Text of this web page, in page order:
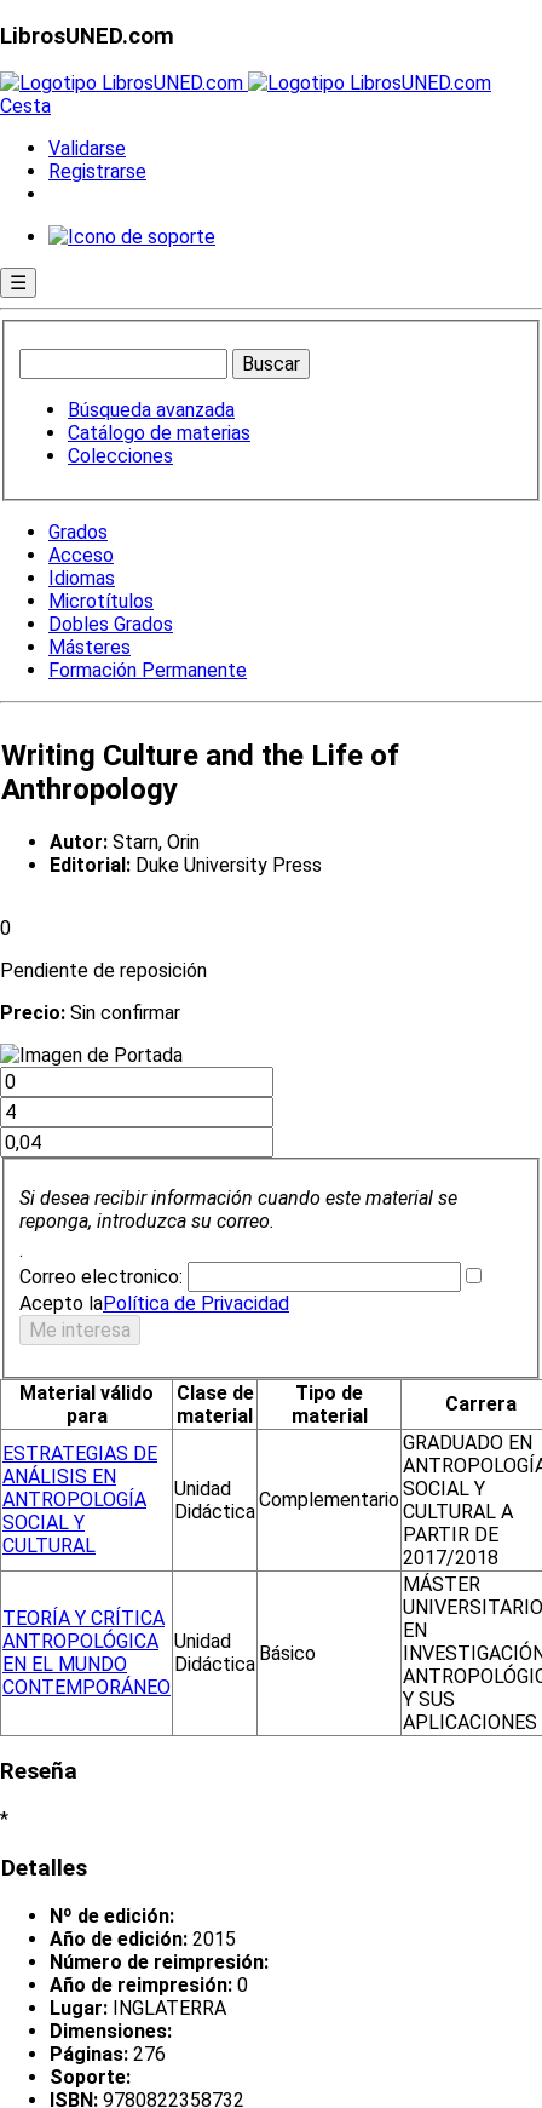
LibrosUNED.com
Cesta
Validarse
Registrarse
☰
Búsqueda avanzada
Catálogo de materias
Colecciones
Grados
Acceso
Idiomas
Microtítulos
Dobles Grados
Másteres
Formación Permanente
Writing Culture and the Life of
Anthropology
Autor: Starn, Orin
Editorial: Duke University Press
0
Pendiente de reposición
Precio: Sin confirmar
Si desea recibir información cuando este material se
reponga, introduzca su correo.
.
Correo electronico:
Acepto laPolítica de Privacidad
Material válido
para
Clase de
material
Tipo de
material
Carrera
ESTRATEGIAS DE
ANÁLISIS EN
ANTROPOLOGÍA
SOCIAL Y
CULTURAL
Unidad
Didáctica
Complementario
GRADUADO EN
SOCIAL Y
CULTURAL A
PARTIR DE
2017/2018
TEORÍA Y CRÍTICA
ANTROPOLÓGICA
EN EL MUNDO
CONTEMPORÁNEO
Unidad
Didáctica Básico
MÁSTER
UNIVERSITARIO
EN
Y SUS
APLICACIONES
Reseña
*
Detalles
Nº de edición:
Año de edición: 2015
Número de reimpresión:
Año de reimpresión: 0
Lugar: INGLATERRA
Dimensiones:
Páginas: 276
Soporte:
ISBN: 9780822358732